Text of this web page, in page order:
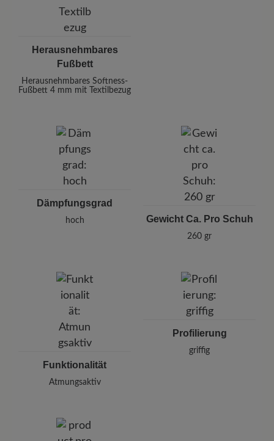
Herausnehmbares
Fußbett
Herausnehmbares Softness-
Fußbett 4 mm mit Textilbezug
Dämpfungsgrad
hoch Gewicht Ca. Pro Schuh
260 gr
Funktionalität
Atmungsaktiv
Profilierung
griffig